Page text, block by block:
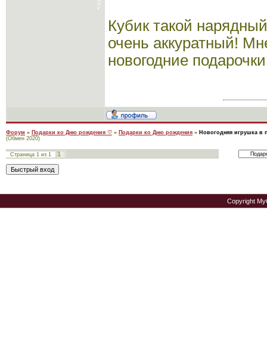
Кубик такой
очень аккуратный!
новогодние
Форум » Подарки ко Дню рождения ♡ » Подарки ко Дню рождения » Новогодняя игрушка в
(Обмен 2020)
Страница 1 из 1 1
Copyright